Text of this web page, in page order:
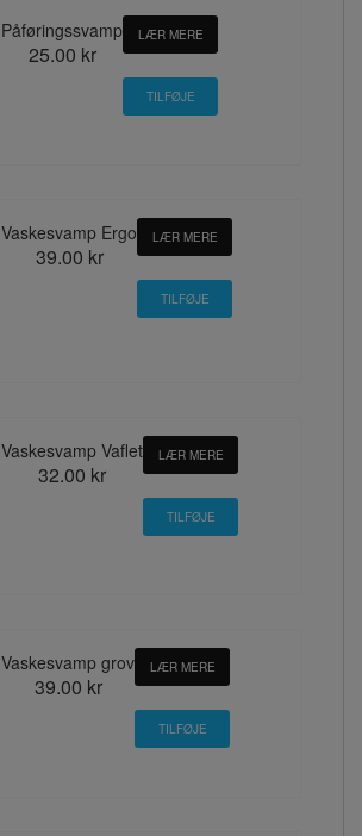
Påføringssvamp
25.00 kr
LÆR MERE
Vaskesvamp Ergo
39.00 kr
LÆR MERE
Vaskesvamp Vaflet
32.00 kr
LÆR MERE
Vaskesvamp grov
39.00 kr
LÆR MERE